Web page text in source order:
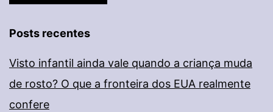
Posts recentes
Visto infantil ainda vale quando a criança muda
de rosto? O que a fronteira dos EUA realmente
confere